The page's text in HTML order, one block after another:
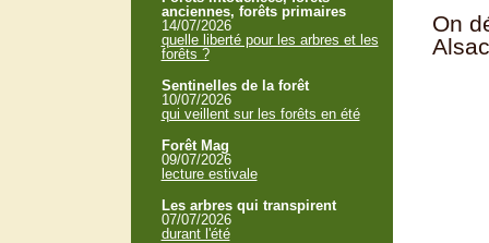
On
anciennes, forêts primaires
14/07/2026
quelle liberté pour les arbres et les
forêts ?
Sentinelles de la forêt
10/07/2026
qui veillent sur les forêts en été
Forêt Mag
09/07/2026
lecture estivale
Les arbres qui transpirent
07/07/2026
durant l'été